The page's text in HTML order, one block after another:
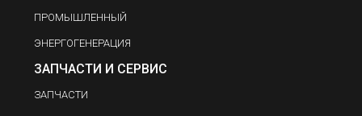
ПРОМЫШЛЕННЫЙ
ЭНЕРГОГЕНЕРАЦИЯ
ЗАПЧАСТИ И СЕРВИС
ЗАПЧАСТИ